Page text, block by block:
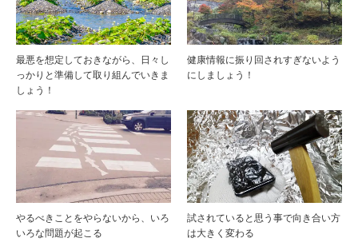
最悪を想定しておきながら、日々し
っかりと準備して取り組んでいきま
しょう！
健康情報に振り回されすぎないよう
にしましょう！
やるべきことをやらないから、いろ
いろな問題が起こる
試されていると思う事で向き合い方
は大きく変わる